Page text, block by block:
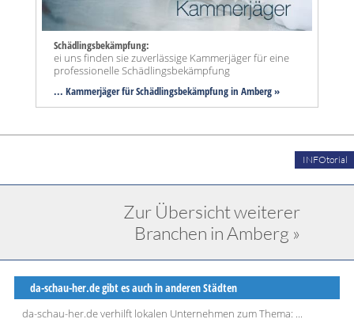
Schädlingsbekämpfung:
ei uns finden sie zuverlässige Kammerjäger für eine
professionelle Schädlingsbekämpfung
... Kammerjäger für Schädlingsbekämpfung in Amberg »
INFOtorial
Zur Übersicht weiterer
Branchen in Amberg »
da-schau-her.de gibt es auch in anderen Städten
da-schau-her.de verhilft lokalen Unternehmen zum Thema: ...